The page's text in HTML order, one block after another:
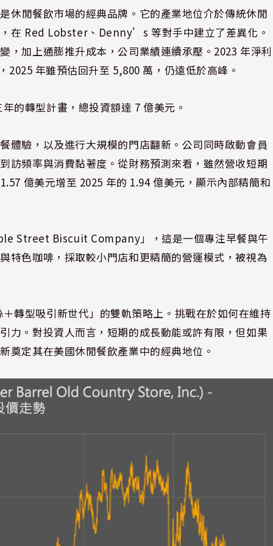
閒餐飲市場的經典品牌。它的產業地位介於傳統休閒
在 Red Lobster、Denny’s 等對手中建立了差異化。
，加上通膨推升成本，公司業績連續承壓。2023 年淨利
年雖預估回升至 5,800 萬，仍遠低於高峰。
的轉型計畫，總投資額達 7 億美元。
體驗，以及進行大規模的門店翻新。公司同時啟動會員
訪頻率與消費黏著度。從財務預測來看，雖然營收短期
億美元增至 2025 年的 1.94 億美元，顯示內部精簡和
Street Biscuit Company」，這是一個專注早餐與午
特色咖啡，採取較小門店和更精簡的營運模式，被視為
轉型吸引新世代」的雙軌策略上。挑戰在於如何在維持
力。對投資人而言，短期的成長動能或許有限，但如果
奠定其在美國休閒餐飲產業中的經典地位。